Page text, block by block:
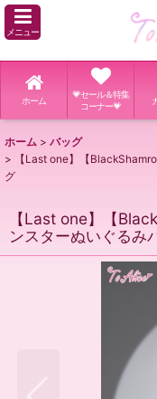
メニュー
ホーム
💗セール＆特集
コーナー💗
ホーム > バッグ
>
【Last one】【
グ
【Last one】【
ンスターぬいぐるみ